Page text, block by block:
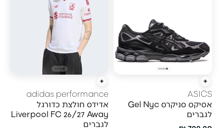
הוספה מהירה
ASICS
אסיקס סניקרס Gel Nyc
לגברים
הוספה מהירה
adidas performance
אדידס חולצת כדורגל
Liverpool FC 26/27 Away
לגברים